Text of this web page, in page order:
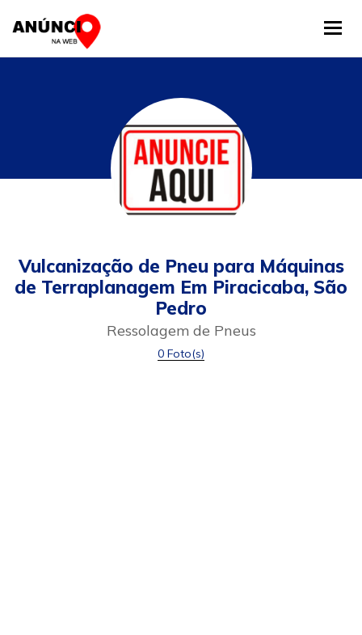
Vulcanização de Pneu para Máquinas
de Terraplanagem Em Piracicaba, São
Pedro
Ressolagem de Pneus
0 Foto(s)